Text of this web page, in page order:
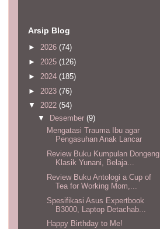
Arsip Blog
► 2026 (74)
► 2025 (126)
► 2024 (185)
► 2023 (76)
▼ 2022 (54)
▼
Desember (9)
Mengatasi Trauma Ibu agar
Pengasuhan Anak Lancar
Review Buku Kumpulan Dongeng
Klasik Yunani, Belaja...
Review Buku Antologi a Cup of
Tea for Working Mom,...
Spesifikasi Asus Expertbook
B3000, Laptop Detachab...
Happy Birthday to Me!